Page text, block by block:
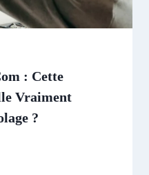
: Cette
Vraiment
?